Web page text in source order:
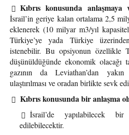
Kıbrıs konusunda anlaşmaya
İsrail’in geriye kalan ortalama 2,5
eklenerek (10 milyar m3/yıl
Türkiye’ye yada Türkiye
istenebilir. Bu opsiyonun özellikle
düşünüldüğünde ekonomik olacağı
gazının da Leviathan’dan
ulaştırılması ve oradan birlikte sevk
Kıbrıs konusunda bir anlaşma
İsrail’de yapılabilecek
edilebilecektir.